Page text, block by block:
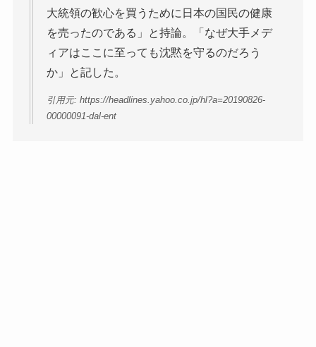
大統領の歓心を買うために日本の国民の健康
を売ったのである」と持論。「なぜ大手メデ
ィアはここに至っても沈黙を守るのだろう
か」と記した。
引用元: https://headlines.yahoo.co.jp/hl?a=20190826-
00000091-dal-ent